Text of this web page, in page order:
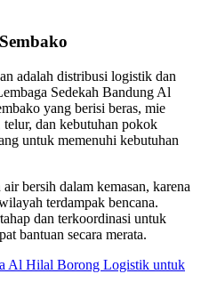
adalah distribusi logistik dan
Sedekah Bandung Al
yang berisi beras, mie
dan kebutuhan pokok
untuk memenuhi kebutuhan
bersih dalam kemasan, karena
terdampak bencana.
dan terkoordinasi untuk
bantuan secara merata.
Al Hilal Borong Logistik untuk